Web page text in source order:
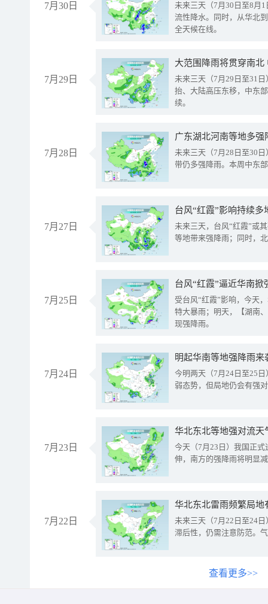
7月30日
未来三天（7月30日至8月
流性降水。同时，从华北
全天候在线。
7月29日
大范围降雨将贯穿南
未来三天（7月29日至31
抬、大陆高压东移，中东
续。
7月28日
广东湖北河南等地多
未来三天（7月28日至30
带仍多强降雨。本周中东
7月27日
台风“红霞”影响持续
未来三天，台风“红霞”或
等地带来强降雨；同时，
7月25日
台风“红霞”逼近华南
受台风“红霞”影响，今天
特大暴雨；明天，【湖南
现强降雨。
7月24日
明起华南等地强降雨
今明两天（7月24日至25
弱态势，但局地仍会有强
7月23日
华北东北等地强对流天
今天（7月23日）我国正
伸，南方的强降雨将明显
7月22日
华北东北雷雨频繁局地
未来三天（7月22日至24
滞后性，仍需注意防范。
查看更多>>